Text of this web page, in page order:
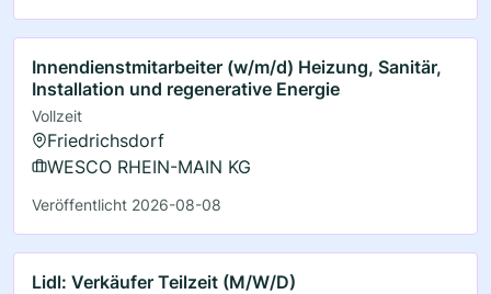
Innendienstmitarbeiter (w/m/d) Heizung, Sanitär,
Installation und regenerative Energie
Vollzeit
Friedrichsdorf
WESCO RHEIN-MAIN KG
Veröffentlicht 2026-08-08
Lidl: Verkäufer Teilzeit (M/W/D)